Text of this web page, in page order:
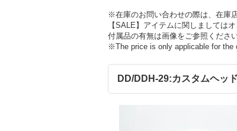
※在庫のお問い合わせの際は、在庫
【SALE】アイテムに関しましては
付属品の有無は画像をご参照ください
※The price is only applicable for the
DD/DDH-29:カスタムヘッ